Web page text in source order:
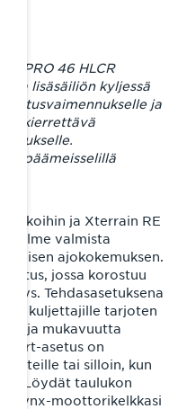
PRO 46 HLCR
lisäsäiliön kyljessä
ja
kierrettävä
ja Xterrain RE
kolme valmista
ajokokemuksen.
jossa korostuu
Tehdasasetuksena
kuljettajille tarjoten
ja mukavuutta
asetus on
reiteille tai silloin, kun
Löydät taulukon
Lynx-moottorikelkkasi